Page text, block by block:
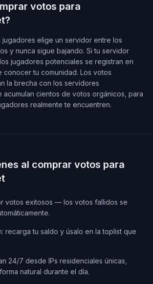
votos para
jugadores elige un servidor entre los
y nunca sigue bajando. Si tu servidor
jugadores potenciales se registran en
conocer tu comunidad. Los votos
la brecha con los servidores
acumulan cientos de votos orgánicos, para
realmente te encuentren.
al comprar votos para
votos exitosos — los votos fallidos se
recarga tu saldo y úsalo en la toplist que
24/7 desde IPs residenciales únicas,
natural durante el día.